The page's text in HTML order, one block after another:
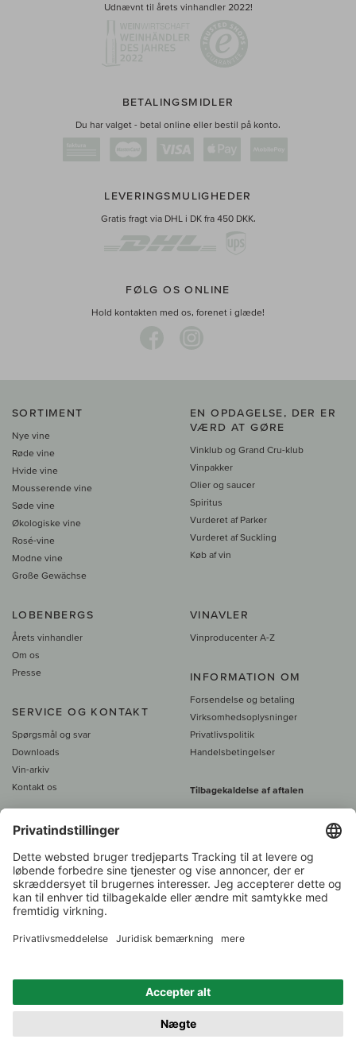
Udnævnt til årets vinhandler 2022!
BETALINGSMIDLER
Du har valget - betal online eller bestil på konto.
LEVERINGSMULIGHEDER
Gratis fragt via DHL i DK fra 450 DKK.
FØLG OS ONLINE
Hold kontakten med os, forenet i glæde!
SORTIMENT
Nye vine
Røde vine
Hvide vine
Mousserende vine
Søde vine
Økologiske vine
Rosé-vine
Modne vine
Große Gewächse
EN OPDAGELSE, DER ER
VÆRD AT GØRE
Vinklub og Grand Cru-klub
Vinpakker
Olier og saucer
Spiritus
Vurderet af Parker
Vurderet af Suckling
Køb af vin
LOBENBERGS
Årets vinhandler
Om os
Presse
SERVICE OG KONTAKT
Spørgsmål og svar
Downloads
Vin-arkiv
Kontakt os
VINAVLER
Vinproducenter A-Z
INFORMATION OM
Forsendelse og betaling
Virksomhedsoplysninger
Privatlivspolitik
Handelsbetingelser
Tilbagekaldelse af aftalen
Alle priser er inkl. moms, plus 39
450 DKK gratis fragt
Kundeservice:
1.000 vinavlere –
Vinhandler
i år 2022
Tilbage